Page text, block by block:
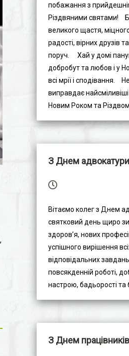
побажання з
Різдвяними святами!⠀
великого щастя,
радості, вірних друзів
поруч. ⠀ Хай у домі
добробут та любов і у
всі мрії і сподівання.⠀
виправдає
Новим Роком та
З Днем адвокатури
Вітаємо колег з Днем
святковий день щиро
здоров’я, нових
успішного вирішення
відповідальних
повсякденній роботі,
настрою, бадьорості та
З Днем